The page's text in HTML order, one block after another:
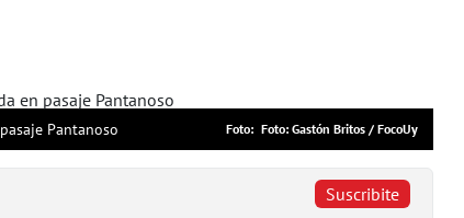
Pantanoso Foto: Gastón Britos / FocoUy
Suscribite